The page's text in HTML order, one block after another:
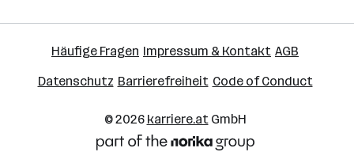
Häufige Fragen Impressum & Kontakt AGB
Datenschutz Barrierefreiheit Code of Conduct
© 2026 karriere.atGmbH